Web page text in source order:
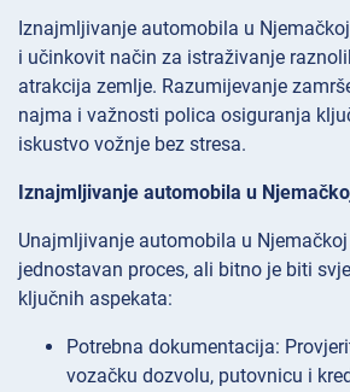
Iznajmljivanje automobila u
i učinkovit način za istraživanje
atrakcija zemlje. Razumijevanje
najma i važnosti polica osiguranja
iskustvo vožnje bez stresa.
Iznajmljivanje automobila u
Unajmljivanje automobila u
jednostavan proces, ali bitno je biti
ključnih aspekata:
Potrebna dokumentacija:
vozačku dozvolu, putovnicu i